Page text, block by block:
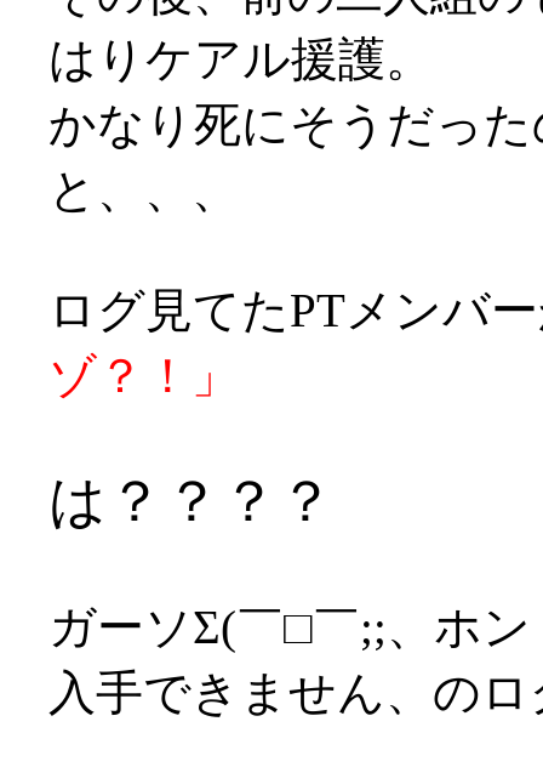
はりケアル援護。
かなり死にそうだっ
と、、、
ログ見てたPTメンバ
ゾ？！」
は？？？？
ガーソΣ(￣□￣;;、ホ
入手できません、の